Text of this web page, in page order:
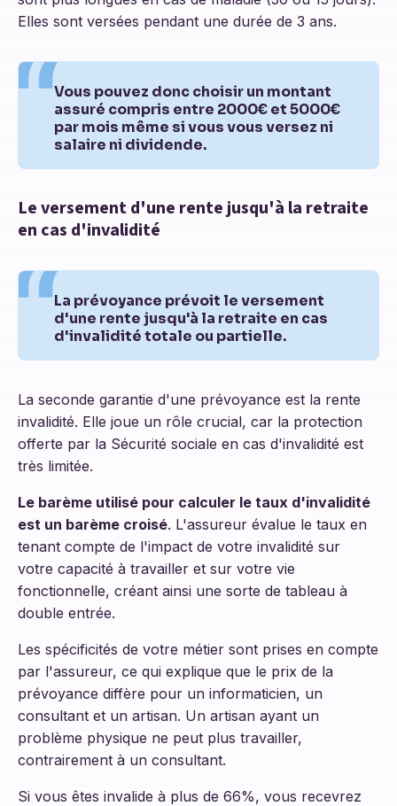
Elles sont versées pendant une durée de 3 ans.
Vous pouvez donc choisir un montant
assuré compris entre 2000€ et 5000€
par mois même si vous vous versez ni
salaire ni dividende.
Le versement d'une rente jusqu'à la retraite
en cas d'invalidité
La prévoyance prévoit le versement
d'une rente jusqu'à la retraite en cas
d'invalidité totale ou partielle.
La seconde garantie d'une prévoyance est la rente
invalidité. Elle joue un rôle crucial, car la protection
offerte par la Sécurité sociale en cas d'invalidité est
très limitée.
Le barème utilisé pour calculer le taux d'invalidité
est un barème croisé. L'assureur évalue le taux en
tenant compte de l'impact de votre invalidité sur
votre capacité à travailler et sur votre vie
fonctionnelle, créant ainsi une sorte de tableau à
double entrée.
Les spécificités de votre métier sont prises en compte
par l'assureur, ce qui explique que le prix de la
prévoyance diffère pour un informaticien, un
consultant et un artisan. Un artisan ayant un
problème physique ne peut plus travailler,
contrairement à un consultant.
Si vous êtes invalide à plus de 66%, vous recevrez